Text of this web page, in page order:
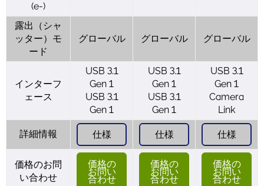
(e-)
露出（シャ
ッター）モ
ード
グローバル グローバル グローバル
インターフ
ェース
USB 3.1
Gen 1
USB 3.1
Gen 1
USB 3.1
Gen 1
USB 3.1
Gen 1
USB 3.1
Gen 1
Camera
Link
詳細情報 仕様 仕様 仕様
価格のお問
い合わせ
価格の
お問い
合わせ
価格の
お問い
合わせ
価格の
お問い
合わせ